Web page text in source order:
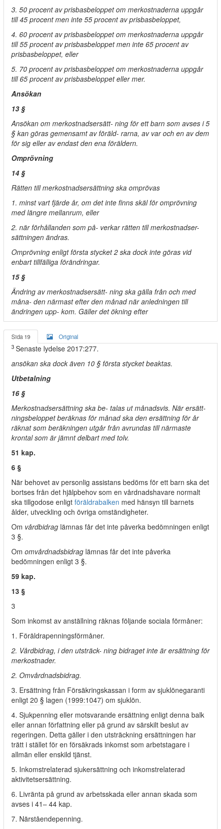
3. 50 procent av prisbasbeloppet om merkostnaderna uppgår
till 45 procent men inte 55 procent av prisbasbeloppet,
4. 60 procent av prisbasbeloppet om merkostnaderna uppgår
till 55 procent av prisbasbeloppet men inte 65 procent av
prisbasbeloppet, eller
5. 70 procent av prisbasbeloppet om merkostnaderna uppgår
till 65 procent av prisbasbeloppet eller mer.
Ansökan
13 §
Ansökan om merkostnadsersätt- ning för ett barn som avses i 5
§ kan göras gemensamt av föräld- rarna, av var och en av dem
för sig eller av endast den ena föräldern.
Omprövning
14 §
Rätten till merkostnadsersättning ska omprövas
1. minst vart fjärde år, om det inte finns skäl för omprövning
med längre mellanrum, eller
2. när förhållanden som på- verkar rätten till merkostnadser-
sättningen ändras.
Omprövning enligt första stycket 2 ska dock inte göras vid
enbart tillfälliga förändringar.
15 §
Ändring av merkostnadsersätt- ning ska gälla från och med
måna- den närmast efter den månad när anledningen till
ändringen upp- kom. Gäller det ökning efter
Sida 19 Original
3 Senaste lydelse 2017:277.
ansökan ska dock även 10 § första stycket beaktas.
Utbetalning
16 §
Merkostnadsersättning ska be- talas ut månadsvis. När ersätt-
ningsbeloppet beräknas för månad ska den ersättning för år
räknat som beräkningen utgår från avrundas till närmaste
krontal som är jämnt delbart med tolv.
51 kap.
6 §
När behovet av personlig assistans bedöms för ett barn ska det
bortses från det hjälpbehov som en vårdnadshavare normalt
ska tillgodose enligt föräldrabalken med hänsyn till barnets
ålder, utveckling och övriga omständigheter.
Om vårdbidrag lämnas får det inte påverka bedömningen enligt
3 §.
Om omvårdnadsbidrag lämnas får det inte påverka
bedömningen enligt 3 §.
59 kap.
13 §
3
Som inkomst av anställning räknas följande sociala förmåner:
1. Föräldrapenningsförmåner.
2. Vårdbidrag, i den utsträck- ning bidraget inte är ersättning för
merkostnader.
2. Omvårdnadsbidrag.
3. Ersättning från Försäkringskassan i form av sjuklönegaranti
enligt 20 § lagen (1999:1047) om sjuklön.
4. Sjukpenning eller motsvarande ersättning enligt denna balk
eller annan författning eller på grund av särskilt beslut av
regeringen. Detta gäller i den utsträckning ersättningen har
trätt i stället för en försäkrads inkomst som arbetstagare i
allmän eller enskild tjänst.
5. Inkomstrelaterad sjukersättning och inkomstrelaterad
aktivitetsersättning.
6. Livränta på grund av arbetsskada eller annan skada som
avses i 41– 44 kap.
7. Närståendepenning.